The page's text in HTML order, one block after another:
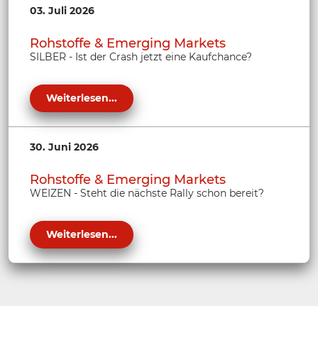
03. Juli 2026
Rohstoffe & Emerging Markets
SILBER - Ist der Crash jetzt eine Kaufchance?
Weiterlesen...
30. Juni 2026
Rohstoffe & Emerging Markets
WEIZEN - Steht die nächste Rally schon bereit?
Weiterlesen...